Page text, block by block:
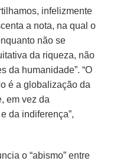
infelizmente
a nota, na qual o
não se
da riqueza, não
da humanidade”. “O
é a globalização da
em vez da
da indiferença”,
o “abismo” entre